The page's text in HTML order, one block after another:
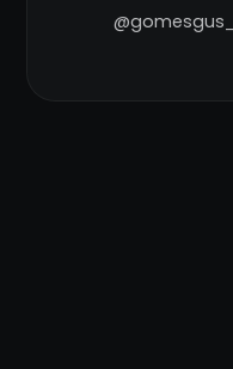
@gomesgus_